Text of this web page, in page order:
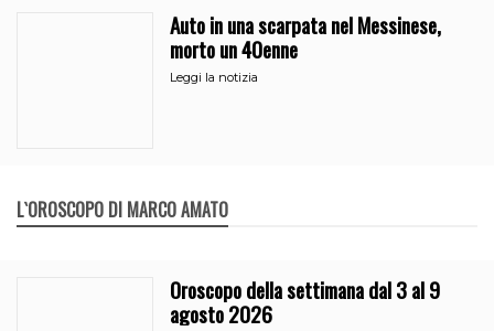
Auto in una scarpata nel Messinese,
morto un 40enne
Leggi la notizia
L`OROSCOPO DI MARCO AMATO
Oroscopo della settimana dal 3 al 9
agosto 2026